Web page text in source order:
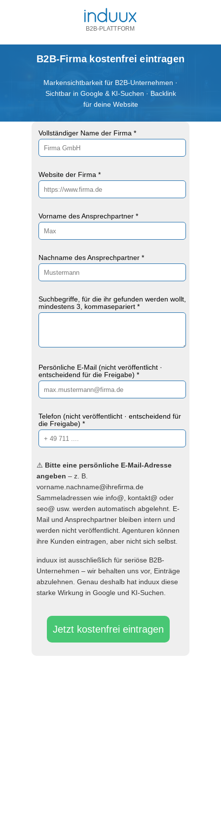
B2B-Firma kostenfrei eintragen
B2B-PLATTFORM
Vollständiger Name der Firma *
Website der Firma *
Vorname des Ansprechpartner *
Nachname des Ansprechpartner *
Suchbegriffe, für die ihr gefunden werden wollt,
mindestens 3, kommasepariert *
Persönliche E-Mail (nicht veröffentlicht ·
entscheidend für die Freigabe) *
Telefon (nicht veröffentlicht · entscheidend für
die Freigabe) *
Jetzt kostenfrei eintragen
⚠️ Bitte eine persönliche E-Mail-Adresse
angeben – z. B.
vorname.nachname@ihrefirma.de
Sammeladressen wie info@, kontakt@ oder
seo@ usw. werden automatisch abgelehnt. E-
Mail und Ansprechpartner bleiben intern und
werden nicht veröffentlicht. Agenturen können
ihre Kunden eintragen, aber nicht sich selbst.
induux ist ausschließlich für seriöse B2B-
Unternehmen – wir behalten uns vor, Einträge
abzulehnen. Genau deshalb hat induux diese
starke Wirkung in Google und KI-Suchen.
Markensichtbarkeit für B2B-Unternehmen ·
Sichtbar in Google & KI-Suchen · Backlink
für deine Website